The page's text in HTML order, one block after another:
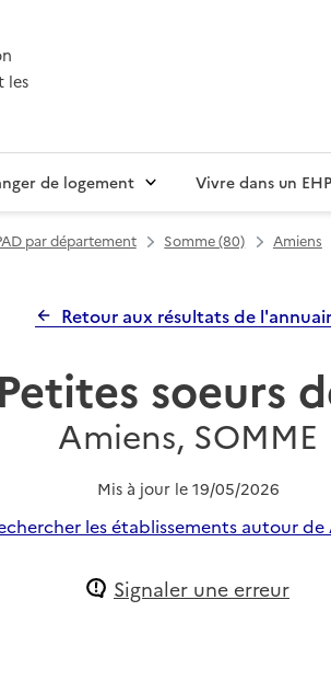
les
de logement Vivre dans un
par département Somme (80) Amiens
Retour aux résultats de
soeurs
Amiens, SOMME
Mis à jour le 19/05/2026
les établissements autour de
Signaler une erreur